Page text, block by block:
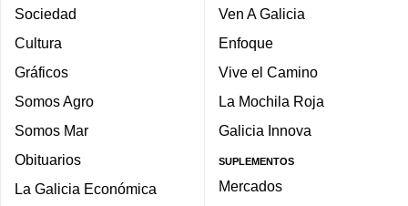
Sociedad
Cultura
Gráficos
Somos Agro
Somos Mar
Obituarios
La Galicia Económica
Ven A Galicia
Enfoque
Vive el Camino
La Mochila Roja
Galicia Innova
SUPLEMENTOS
Mercados